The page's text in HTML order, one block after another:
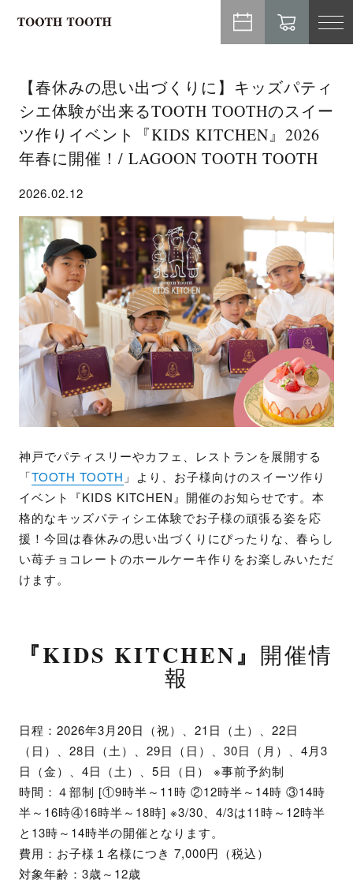
【春休みの思い出づくりに】キッズパティ
シエ体験が出来るTOOTH TOOTHのスイー
ツ作りイベント『KIDS KITCHEN』2026
年春に開催！/ LAGOON TOOTH TOOTH
2026.02.12
神戸でパティスリーやカフェ、レストランを展開する
「TOOTH TOOTH 」より、お子様向けのスイーツ作り
イベント『KIDS KITCHEN』開催のお知らせです。本
格的なキッズパティシエ体験でお子様の頑張る姿を応
援！今回は春休みの思い出づくりにぴったりな、春らし
い苺チョコレートのホールケーキ作りをお楽しみいただ
けます。
『KIDS KITCHEN』 開催情
報
日程：2026年3月20日（祝）、21日（土）、22日
（日）、28日（土）、29日（日）、30日（月）、4月3
日（金）、4日（土）、5日（日） ※事前予約制
時間：４部制 [①9時半～11時 ②12時半～14時 ③14時
半～16時④16時半～18時] ※3/30、4/3は11時～12時半
と13時～14時半の開催となります。
費用：お子様１名様につき 7,000円（税込）
対象年齢：3歳～12歳